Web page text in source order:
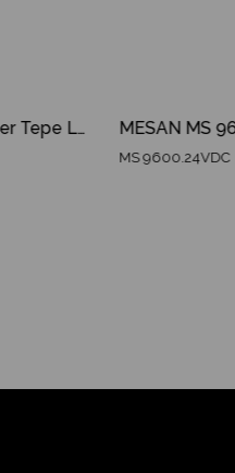
MESAN MS 825.12-24V Amber Tepe Lambası ECE R65 ECE R10 3 MODES SPARKING DOME
MS 9600.24VDC